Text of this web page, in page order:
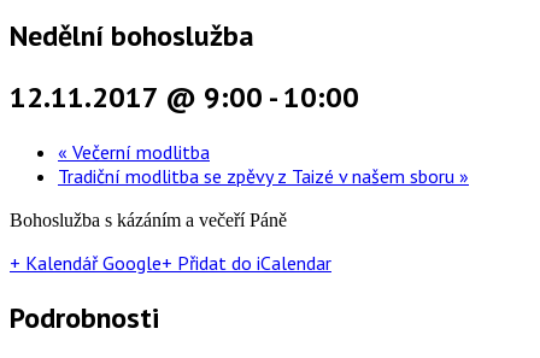
Nedělní bohoslužba
12.11.2017 @ 9:00 -10:00
« Večerní modlitba
Tradiční modlitba se zpěvy z Taizé v našem sboru »
Bohoslužba s kázáním a večeří Páně
+ Kalendář Google+ Přidat do iCalendar
Podrobnosti